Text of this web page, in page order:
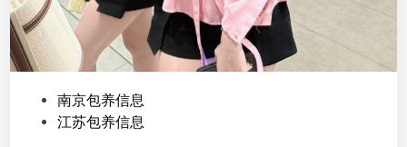
南京包养信息
江苏包养信息